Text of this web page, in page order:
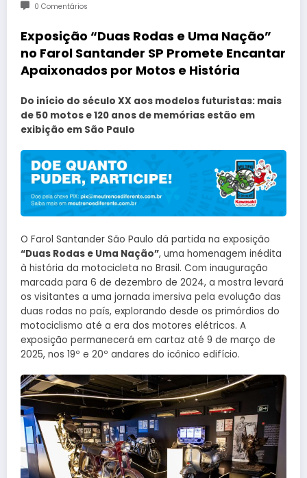
0 Comentários
Exposição “Duas Rodas e Uma Nação”
no Farol Santander SP Promete Encantar
Apaixonados por Motos e História
Do início do século XX aos modelos futuristas: mais
de 50 motos e 120 anos de memórias estão em
exibição em São Paulo
O Farol Santander São Paulo dá partida na exposição
“Duas Rodas e Uma Nação”, uma homenagem inédita
à história da motocicleta no Brasil. Com inauguração
marcada para 6 de dezembro de 2024, a mostra levará
os visitantes a uma jornada imersiva pela evolução das
duas rodas no país, explorando desde os primórdios do
motociclismo até a era dos motores elétricos. A
exposição permanecerá em cartaz até 9 de março de
2025, nos 19º e 20º andares do icônico edifício.